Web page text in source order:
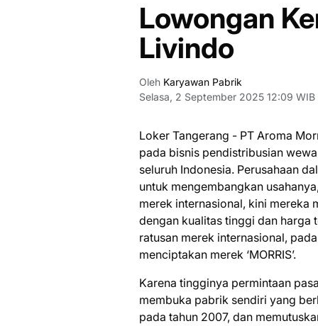
Lowongan
Livindo
Oleh Karyawan Pabrik
Selasa, 2 September 2025 12:09 WIB
Loker Tangerang - PT Aroma
pada bisnis pendistribusian
seluruh Indonesia. Perusahaan
untuk mengembangkan
merek internasional, kini mereka
dengan kualitas tinggi dan harga
ratusan merek internasional,
menciptakan merek ‘MORRIS’.
Karena tingginya permintaan
membuka pabrik sendiri yang
pada tahun 2007, dan